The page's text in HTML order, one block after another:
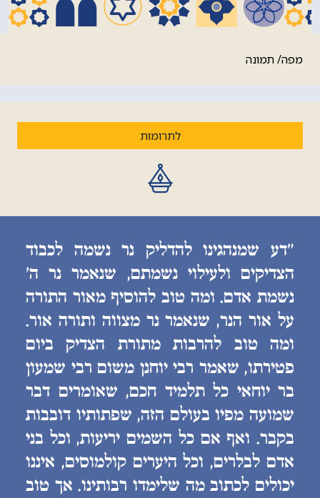
מפה/ תמונה
לתרומות
״דע שמנהגינו להדליק נר נשמה לכבוד
הצדיקים ולעילוי נשמתם, שנאמר נר ה׳
נשמת אדם. ומה טוב להוסיף מאור התורה
על אור הנר, שנאמר נר מצווה ותורה אור.
ומה טוב להרבות מתורת הצדיק ביום
פטירתו, שאמר רבי יוחנן משום רבי שמעון
בר יוחאי כל תלמיד חכם, שאומרים דבר
שמועה מפיו בעולם הזה, שפתותיו דובבות
בקבר. ואף אם כל השמים יריעות, וכל בני
אדם לבלרים, וכל היערים קולמוסים, איננו
יכולים לכתוב מה שלימדו רבותינו. אך טוב